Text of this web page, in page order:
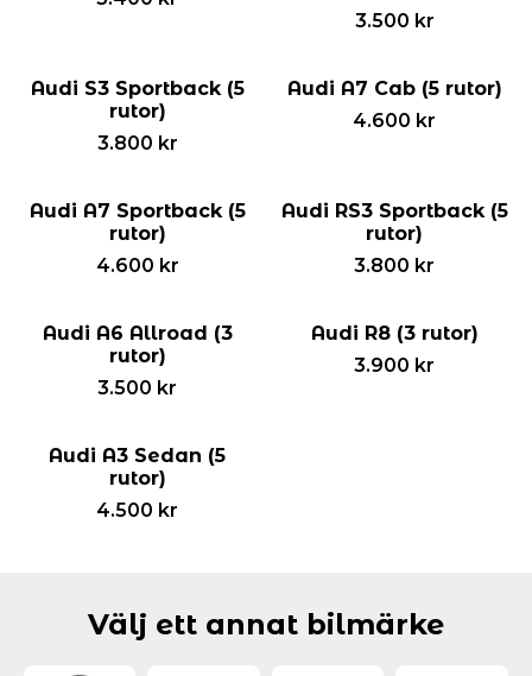
3.500 kr
Audi S3 Sportback (5
rutor)
3.800 kr
Audi A7 Cab (5 rutor)
4.600 kr
Audi A7 Sportback (5
rutor)
4.600 kr
Audi RS3 Sportback (5
rutor)
3.800 kr
Audi A6 Allroad (3
rutor)
3.500 kr
Audi R8 (3 rutor)
3.900 kr
Audi A3 Sedan (5
rutor)
4.500 kr
Välj ett annat bilmärke